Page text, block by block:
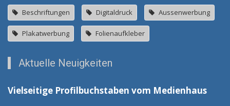
Beschriftungen Digitaldruck Aussenwerbung
Plakatwerbung Folienaufkleber
Aktuelle Neuigkeiten
Vielseitige Profilbuchstaben vom Medienhaus